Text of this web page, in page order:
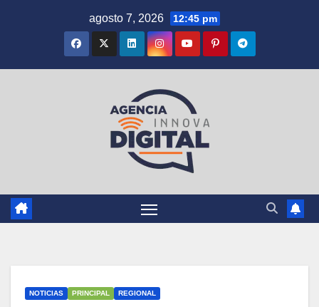
agosto 7, 2026 12:45 pm
NOTICIAS PRINCIPAL REGIONAL